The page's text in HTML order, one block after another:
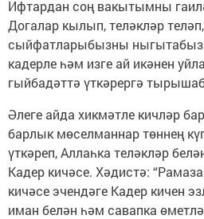
Ифтардан соң вакытымны
Догалар кылып, теләкләр
сыйфатларыбызны
кадерле һәм изге ай икәнен
гыйбадәттә үткәрергә
Әлеге айда хикмәтле кичләр
барлык мөселманнар төннең
үткәреп, Аллаһка теләкләр
Кадер кичәсе. Хәдистә:
кичәсе эчендәге Кадер кичен
иман белән һәм савапка